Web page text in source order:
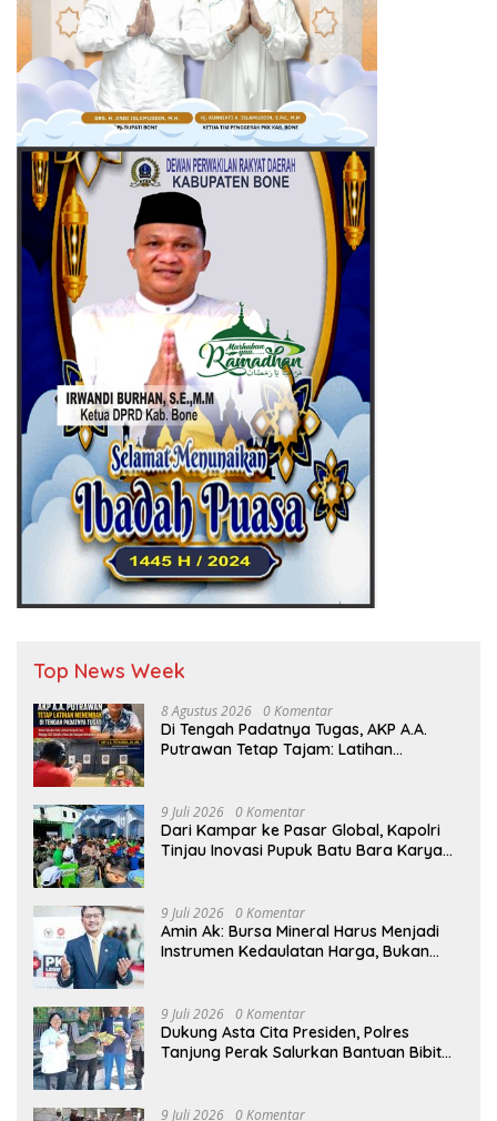
Top News Week
8 Agustus 2026 0 Komentar
Di Tengah Padatnya Tugas, AKP A.A.
Putrawan Tetap Tajam: Latihan
9 Juli 2026 0 Komentar
Dari Kampar ke Pasar Global, Kapolri
Tinjau Inovasi Pupuk Batu Bara Karya
9 Juli 2026 0 Komentar
Amin Ak: Bursa Mineral Harus Menjadi
Instrumen Kedaulatan Harga, Bukan
9 Juli 2026 0 Komentar
Dukung Asta Cita Presiden, Polres
Tanjung Perak Salurkan Bantuan Bibit
9 Juli 2026 0 Komentar